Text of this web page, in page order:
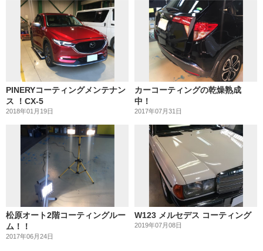
PINERYコーティングメンテナン
ス ！CX-5
2018年01月19日
カーコーティングの乾燥熟成
中！
2017年07月31日
松原オート2階コーティングルー
ム！！
2017年06月24日
W123 メルセデス コーティング
2019年07月08日